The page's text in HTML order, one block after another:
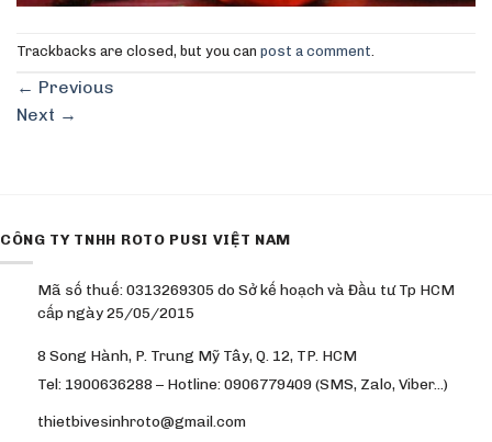
Trackbacks are closed, but you can post a comment.
← Previous
Next →
CÔNG TY TNHH ROTO PUSI VIỆT NAM
Mã số thuế: 0313269305 do Sở kế hoạch và Đầu tư Tp HCM
cấp ngày 25/05/2015
8 Song Hành, P. Trung Mỹ Tây, Q. 12, TP. HCM
Tel: 1900636288 – Hotline: 0906779409 (SMS, Zalo, Viber…)
thietbivesinhroto@gmail.com